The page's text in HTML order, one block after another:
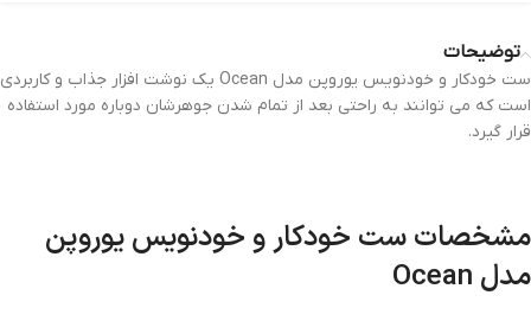
توضیحات
ست خودکار و خودنویس یوروپن مدل Ocean یک نوشت افزار جذاب و کاربردی
است که می توانند به راحتی بعد از تمام شدن جوهرشان دوباره مورد استفاده
قرار گیرد.
مشخصات ست خودکار و خودنویس یوروپن
مدل Ocean